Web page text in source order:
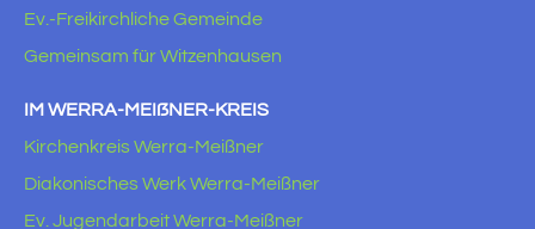
Ev.-Freikirchliche Gemeinde
Gemeinsam für Witzenhausen
IM WERRA-MEIẞNER-KREIS
Kirchenkreis Werra-Meißner
Diakonisches Werk Werra-Meißner
Ev. Jugendarbeit Werra-Meißner